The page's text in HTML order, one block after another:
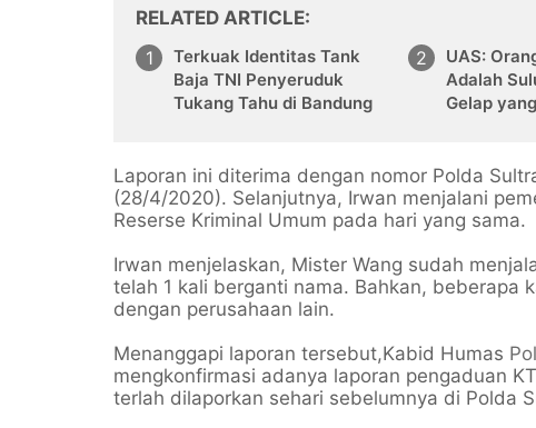
RELATED ARTICLE
Terkuak Identitas Tank
Baja TNI Penyeruduk
Tukang Tahu di Bandung
UAS:
Adalah
Gelap
Laporan ini diterima dengan nomor Polda
(28/4/2020). Selanjutnya, Irwan menjalani
Reserse Kriminal Umum pada hari yang sama.
Irwan menjelaskan, Mister Wang sudah
telah 1 kali berganti nama. Bahkan, beberapa
dengan perusahaan lain.
Menanggapi laporan tersebut,Kabid Humas
mengkonfirmasi adanya laporan pengaduan
terlah dilaporkan sehari sebelumnya di Polda